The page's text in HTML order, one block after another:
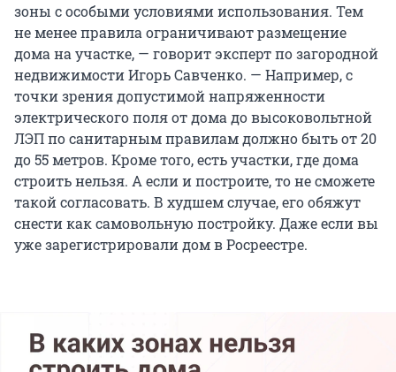
зоны с особыми условиями использования. Тем
не менее правила ограничивают размещение
дома на участке, — говорит эксперт по загородной
недвижимости Игорь Савченко. — Например, с
точки зрения допустимой напряженности
электрического поля от дома до высоковольтной
ЛЭП по санитарным правилам должно быть от 20
до 55 метров. Кроме того, есть участки, где дома
строить нельзя. А если и построите, то не сможете
такой согласовать. В худшем случае, его обяжут
снести как самовольную постройку. Даже если вы
уже зарегистрировали дом в Росреестре.